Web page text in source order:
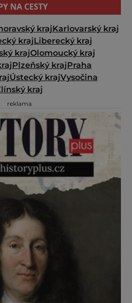
NA CESTY
krajKarlovarský kraj
krajLiberecký kraj
krajOlomoucký kraj
Plzeňský krajPraha
Ústecký krajVysočina
kraj
reklama